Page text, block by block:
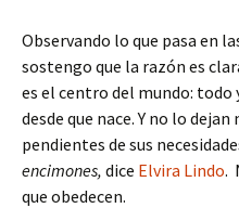
Observando lo que pasa en
sostengo que la razón es
es el centro del mundo:
desde que nace. Y no lo
pendientes de sus
encimones, dice Elvira Lindo.
que obedecen.